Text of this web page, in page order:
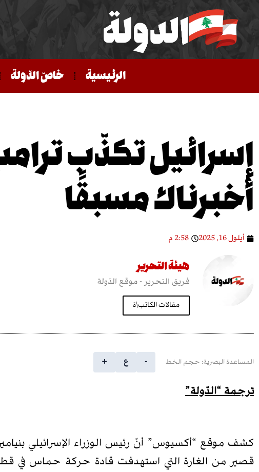
الرئيسية خاصّ الدّولة
إسرائيل تكذّب
أخبرناك مسبقًا
أيلول 16, 2025 2:58 م
هيئة التحرير
فريق التحرير - موقع الدّولة
مقالات الكاتب\ة
المساعدة البصرية: حجم الخط - ع +
ترجمة “الدّولة”
كشف موقع “أكسيوس” أنّ رئيس الوزراء الإسرائيلي
قصير من الغارة التي استهدفت قادة حركة حماس في